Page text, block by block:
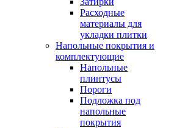
Расходные
материалы для
укладки плитки
Напольные покрытия и
комплектующие
Напольные
плинтусы
Пороги
Подложка под
напольные
покрытия